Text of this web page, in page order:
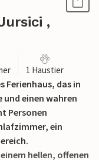
,
1 Haustier
Ferienhaus, das in
einen wahren
Personen
ein
hellen, offenen